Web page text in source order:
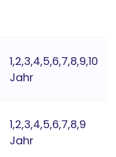
1,2,3,4,5,6,7,8,9,10
Jahr
1,2,3,4,5,6,7,8,9
Jahr